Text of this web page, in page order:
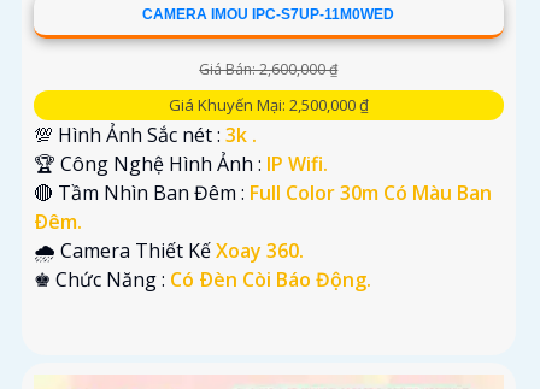
CAMERA IMOU IPC-S7UP-11M0WED
Giá Bán: 2,600,000 ₫
Giá Khuyến Mại: 2,500,000 ₫
💯 Hình Ảnh Sắc nét : 3k .
🏆 Công Nghệ Hình Ảnh : IP Wifi.
🔴 Tầm Nhìn Ban Đêm : Full Color 30m Có Màu Ban
Ðêm.
🌧️ Camera Thiết KếXoay 360.
️♚ Chức Năng : Có Ðèn Còi Báo Động.